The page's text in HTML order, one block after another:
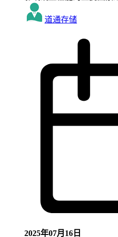
道通存储
2025年07月16日